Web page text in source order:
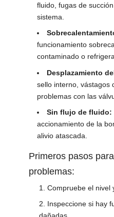
fluido, fugas de
sistema.
funcionamiento
contaminado o
Desplazamiento
sello interno, vástagos
problemas con las
Sin flujo de fluido:
accionamiento de la
alivio atascada.
Primeros pasos
problemas:
Compruebe el nivel
Inspeccione si hay